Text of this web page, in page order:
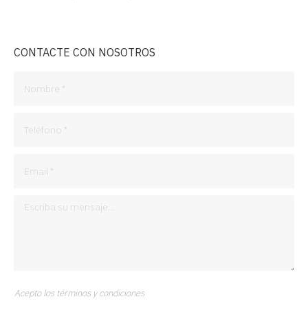
CONTACTE CON NOSOTROS
Acepto los términos y condiciones